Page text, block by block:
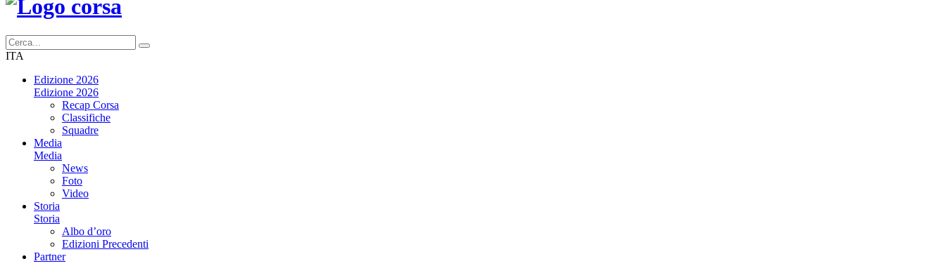
ITA
Edizione 2026
Edizione 2026
Recap Corsa
Classifiche
Squadre
Media
Media
News
Foto
Video
Storia
Storia
Albo d’oro
Edizioni Precedenti
Partner